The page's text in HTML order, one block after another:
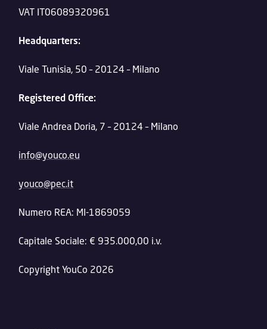
VAT IT06089320961
Headquarters:
Viale Tunisia, 50 – 20124 – Milano
Registered Office:
Viale Andrea Doria, 7 – 20124 – Milano
info@youco.eu
youco@pec.it
Numero REA: MI-1869059
Capitale Sociale: € 935.000,00 i.v.
Copyright YouCo 2026